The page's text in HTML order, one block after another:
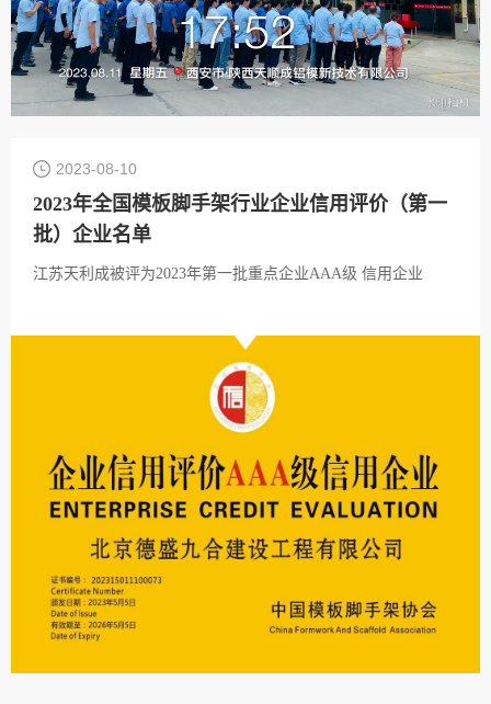
2023-08-10
2023年全国模板脚手架行业企业信用评价（第一
批）企业名单
江苏天利成被评为2023年第一批重点企业AAA级 信用企业